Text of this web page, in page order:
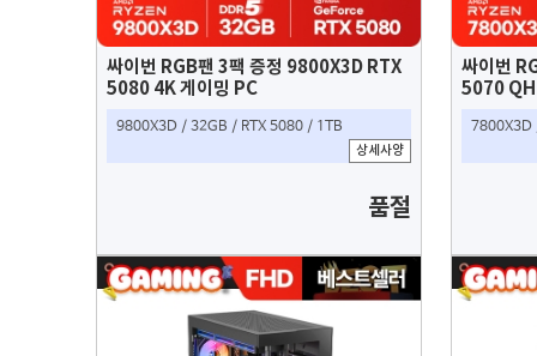
싸이번 RGB팬 3팩 증정 9800X3D RTX
5080 4K 게이밍 PC
9800X3D / 32GB / RTX 5080 / 1TB
상세사양
품절
싸이번
5070
7800X3D